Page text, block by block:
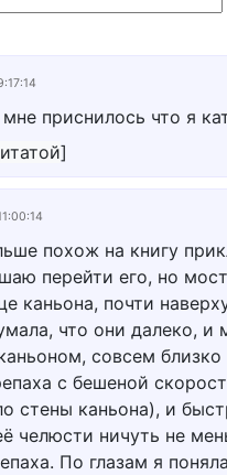
мне приснилось что я
]
похож на книгу
перейти его, но
каньона, почти
что они далеко, и
совсем
с бешеной
стены каньона), и
челюсти ничуть не
По глазам я